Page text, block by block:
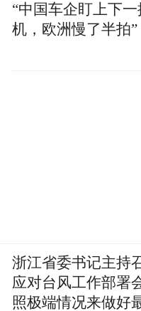
“中国车企盯上下一
机，欧洲慢了半拍”
浙江省委书记主持
应对台风工作部署
照极端情况来做好